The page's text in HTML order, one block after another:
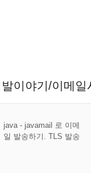
이야기/이메일
java - javamail 로 이메
일 발송하기. TLS 발송